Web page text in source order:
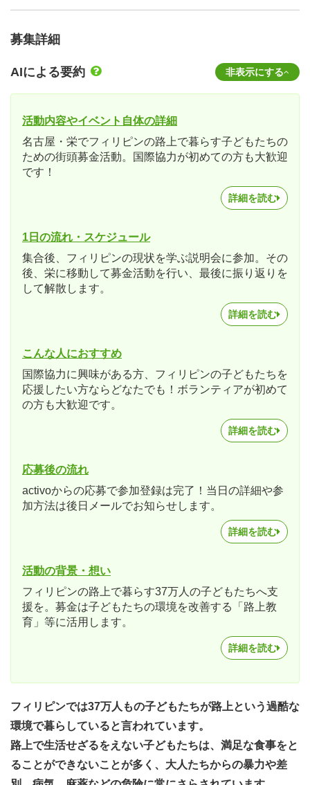
募集詳細
AIによる要約 非表示にする
活動内容やイベント自体の詳細
名古屋・栄でフィリピンの路上で暮らす子どもたちの
ための街頭募金活動。国際協力が初めての方も大歓迎
です！
詳細を読む
1日の流れ・スケジュール
集合後、フィリピンの現状を学ぶ説明会に参加。その
後、栄に移動して募金活動を行い、最後に振り返りを
して解散します。
詳細を読む
こんな人におすすめ
国際協力に興味がある方、フィリピンの子どもたちを
応援したい方ならどなたでも！ボランティアが初めて
の方も大歓迎です。
詳細を読む
応募後の流れ
activoからの応募で参加登録は完了！当日の詳細や参
加方法は後日メールでお知らせします。
詳細を読む
活動の背景・想い
フィリピンの路上で暮らす37万人の子どもたちへ支
援を。募金は子どもたちの環境を改善する「路上教
育」等に活用します。
詳細を読む
フィリピンでは37万人もの子どもたちが路上という過酷な
環境で暮らしていると言われています。
路上で生活せざるをえない子どもたちは、満足な食事をと
ることができないことが多く、大人たちからの暴力や差